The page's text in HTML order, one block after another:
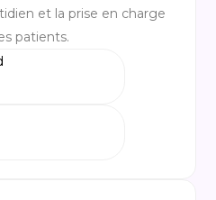
et la prise en charge
patients.